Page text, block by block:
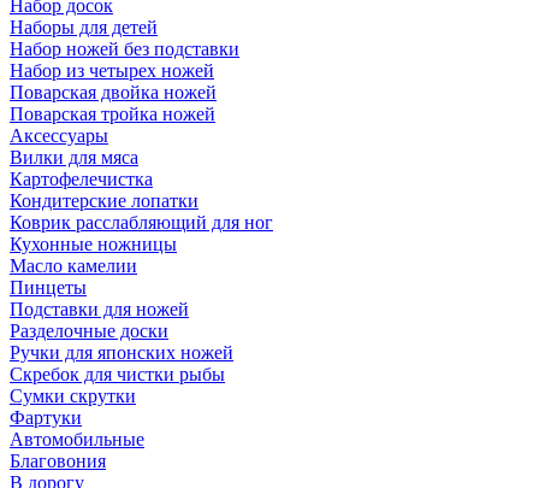
Набор досок
Наборы для детей
Набор ножей без подставки
Набор из четырех ножей
Поварская двойка ножей
Поварская тройка ножей
Аксессуары
Вилки для мяса
Картофелечистка
Кондитерские лопатки
Коврик расслабляющий для ног
Кухонные ножницы
Масло камелии
Пинцеты
Подставки для ножей
Разделочные доски
Ручки для японских ножей
Скребок для чистки рыбы
Сумки скрутки
Фартуки
Автомобильные
Благовония
В дорогу